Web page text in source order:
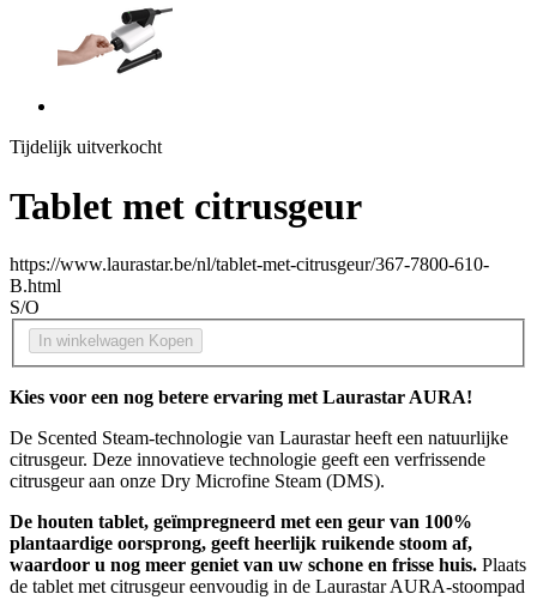
Tijdelijk uitverkocht
Tablet met citrusgeur
https://www.laurastar.be/nl/tablet-met-citrusgeur/367-7800-610-
B.html
S/O
In winkelwagen Kopen
Kies voor een nog betere ervaring met Laurastar AURA!
De Scented Steam-technologie van Laurastar heeft een natuurlijke
citrusgeur. Deze innovatieve technologie geeft een verfrissende
citrusgeur aan onze Dry Microfine Steam (DMS).
De houten tablet, geïmpregneerd met een geur van 100%
plantaardige oorsprong, geeft heerlijk ruikende stoom af,
waardoor u nog meer geniet van uw schone en frisse huis. Plaats
de tablet met citrusgeur eenvoudig in de Laurastar AURA-stoompad